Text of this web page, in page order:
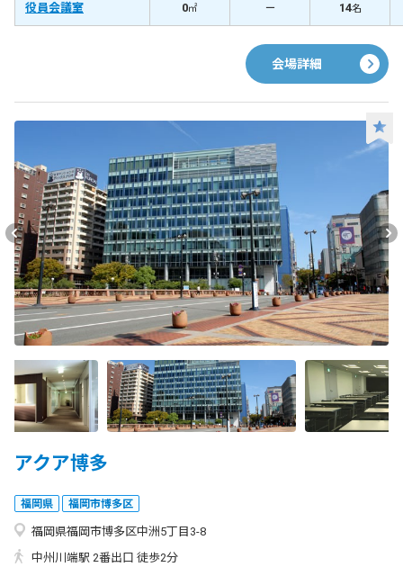
役員会議室 0㎡ － 14名
会場詳細
アクア博多
福岡県 福岡市博多区
福岡県福岡市博多区中洲5丁目3-8
中州川端駅 2番出口 徒歩2分